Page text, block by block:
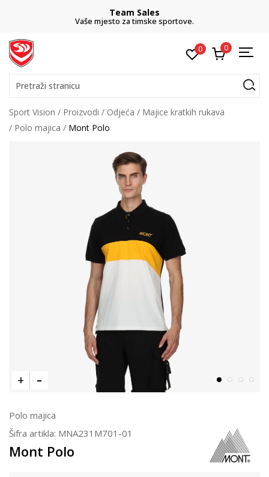
Team Sales
Vaše mjesto za timske sportove.
0 0
Pretraži stranicu
Sport Vision Proizvodi Odjeća
Majice kratkih rukava
Polo majica
Mont Polo
Polo majica
Šifra artikla: MNA231M701-01
Mont Polo